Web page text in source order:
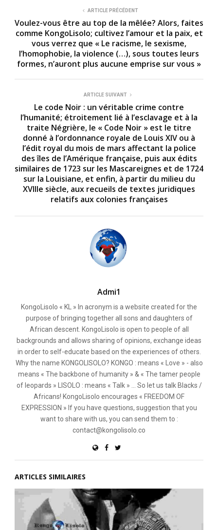
ARTICLE PRÉCÉDENT
Voulez-vous être au top de la mêlée? Alors, faites
comme KongoLisolo; cultivez l’amour et la paix, et
vous verrez que « Le racisme, le sexisme,
l’homophobie, la violence (…), sous toutes leurs
formes, n’auront plus aucune emprise sur vous »
ARTICLE SUIVANT
Le code Noir : un véritable crime contre
l’humanité; étroitement lié à l’esclavage et à la
traite Négrière, le « Code Noir » est le titre
donné à l’ordonnance royale de Louis XIV ou à
l’édit royal du mois de mars affectant la police
des îles de l’Amérique française, puis aux édits
similaires de 1723 sur les Mascareignes et de 1724
sur la Louisiane, et enfin, à partir du milieu du
XVIIIe siècle, aux recueils de textes juridiques
relatifs aux colonies françaises
Admi1
KongoLisolo « KL » In acronym is a website created for the
purpose of bringing together all sons and daughters of
African descent. KongoLisolo is open to people of all
backgrounds and allows sharing of opinions, exchange ideas
in order to self-educate based on the experiences of others.
Why the name KONGOLISOLO? KONGO : means « Love » - also
means « The backbone of humanity » & « The tamer people
of leopards » LISOLO : means « Talk » ... So let us talk Blacks /
Africans! KongoLisolo encourages « FREEDOM OF
EXPRESSION » If you have questions, suggestion that you
want to share with us, you can send them to :
contact@kongolisolo.co
ARTICLES SIMILAIRES